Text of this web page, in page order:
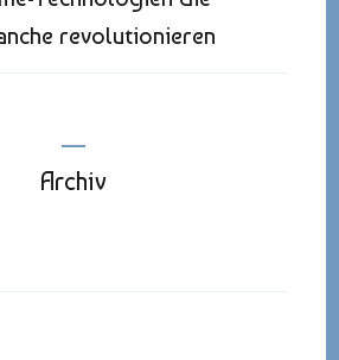
revolutionieren
Archiv